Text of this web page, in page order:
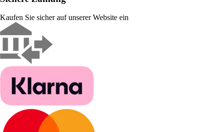
Kaufen Sie sicher auf unserer Website ein